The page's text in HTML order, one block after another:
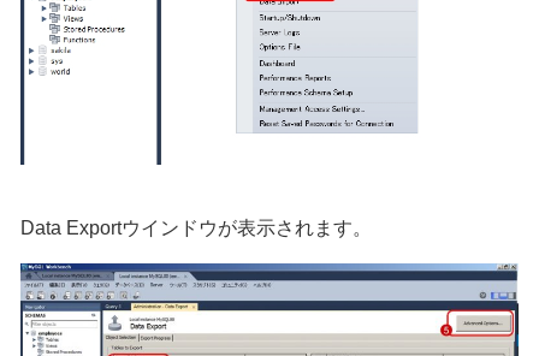
Data Exportウインドウが表示されます。